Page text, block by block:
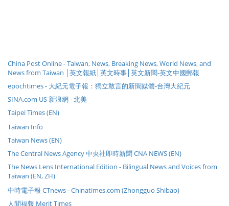
China Post Online - Taiwan, News, Breaking News, World News, and
News from Taiwan │英文報紙│英文時事│英文新聞-英文中國郵報
epochtimes - 大紀元電子報：獨立敢言的新聞媒體-台灣大紀元
SINA.com US 新浪網 - 北美
Taipei Times (EN)
Taiwan Info
Taiwan News (EN)
The Central News Agency 中央社即時新聞 CNA NEWS (EN)
The News Lens International Edition - Bilingual News and Voices from
Taiwan (EN, ZH)
中時電子報 CTnews - Chinatimes.com (Zhongguo Shibao)
人間福報 Merit Times